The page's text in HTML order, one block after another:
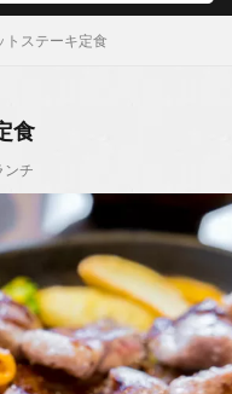
トステーキ定食
食
ンチ